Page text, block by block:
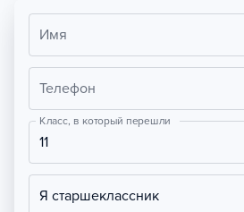
Имя
Телефон
Класс, в который перешли
11
Я старшеклассник